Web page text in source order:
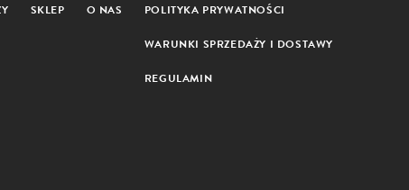
SKLEP O NAS POLITYKA PRYWATNOŚCI
WARUNKI SPRZEDAŻY I DOSTAWY
REGULAMIN